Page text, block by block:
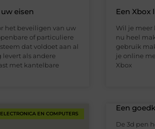
eisen
het beveiligen van uw
of particuliere
dat voldoet aan al
als andere
met kantelbare
Een Xbox
Wil je meer
nu heel
gebruik
je online
Xbox
ELECTRONICA EN COMPUTERS
Een
De 3d pen